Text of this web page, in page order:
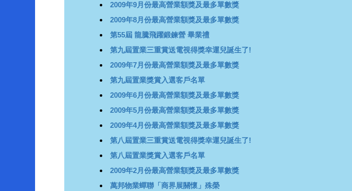
2009年9月份最高營業額獎及最多單數獎
2009年8月份最高營業額獎及最多單數獎
第55屆 龍騰飛躍鍛鍊營 畢業禮
第九屆置業三重賞送電視得獎幸運兒誕生了!
2009年7月份最高營業額獎及最多單數獎
第九屆置業獎賞入選客戶名單
2009年6月份最高營業額獎及最多單數獎
2009年5月份最高營業額獎及最多單數獎
2009年4月份最高營業額獎及最多單數獎
第八屆置業三重賞送電視得獎幸運兒誕生了!
第八屆置業獎賞入選客戶名單
2009年2月份最高營業額獎及最多單數獎
萬邦物業蟬聯「商界展關懷」殊榮